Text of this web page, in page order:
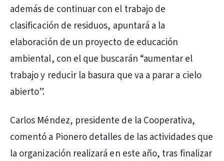
además de continuar con el trabajo de
clasificación de residuos, apuntará a la
elaboración de un proyecto de educación
ambiental, con el que buscarán “aumentar el
trabajo y reducir la basura que va a parar a cielo
abierto”.
Carlos Méndez, presidente de la Cooperativa,
comentó a Pionero detalles de las actividades que
la organización realizará en este año, tras finalizar